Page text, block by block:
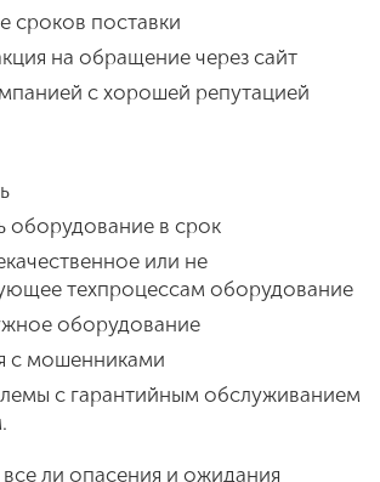
сроков поставки
на обращение через сайт
с хорошей репутацией
оборудование в срок
или не
техпроцессам оборудование
оборудование
с мошенниками
с гарантийным обслуживанием
ли опасения и ожидания